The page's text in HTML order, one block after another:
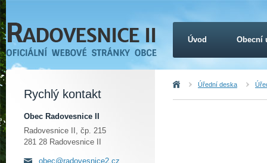
Úvod Úřední deska
Rychlý kontakt
Obec Radovesnice II
Radovesnice II, čp. 215
281 28 Radovesnice II
obec@radovesnice2.cz
Úvod Obecní